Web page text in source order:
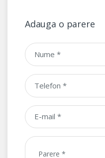
Adauga o parere